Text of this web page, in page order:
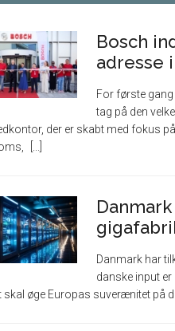
Bosch
adresse
For første
tag på den
der er skabt med fokus
Danmark har
danske input
skal øge Europas suverænitet på